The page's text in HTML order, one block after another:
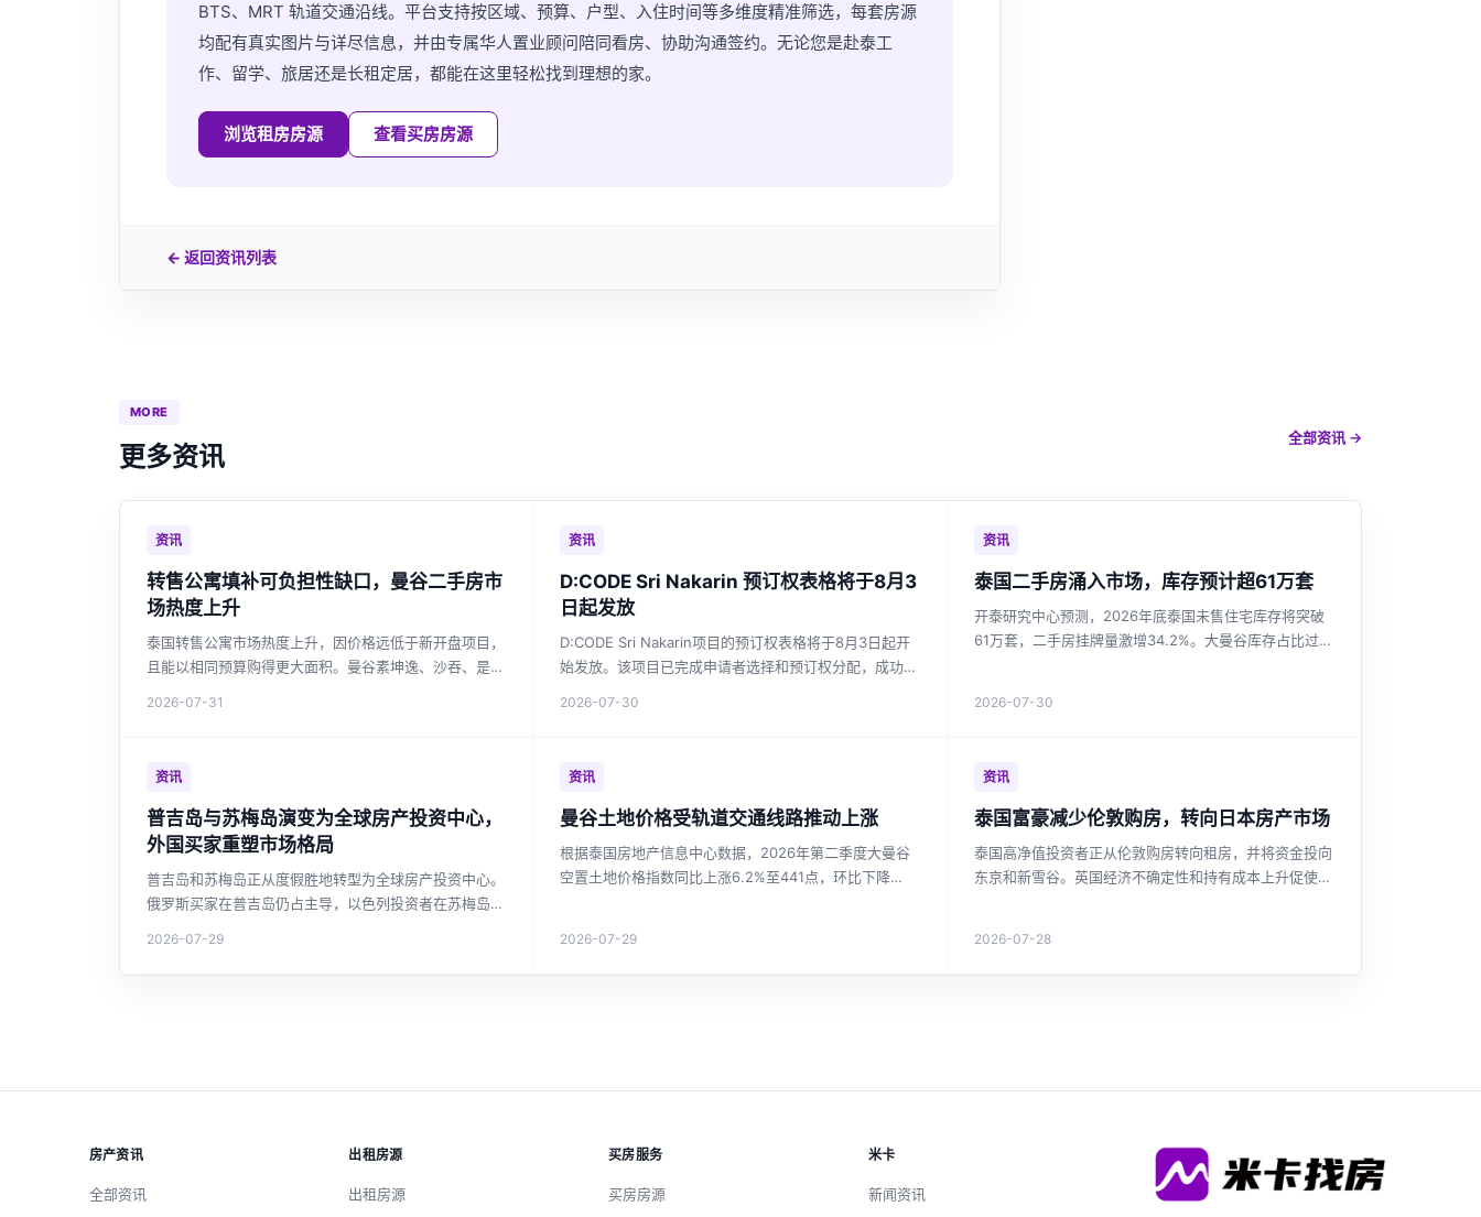
BTS、MRT 轨道交通沿线。平台支持按区域、预算、户型、入住时间等多维度精准筛选，每套房源
均配有真实图片与详尽信息，并由专属华人置业顾问陪同看房、协助沟通签约。无论您是赴泰工
作、留学、旅居还是长租定居，都能在这里轻松找到理想的家。
浏览租房房源 查看买房房源
← 返回资讯列表
MORE
更多资讯
全部资讯 →
资讯
转售公寓填补可负担性缺口，曼谷二手房市
场热度上升
泰国转售公寓市场热度上升，因价格远低于新开盘项目，
且能以相同预算购得更大面积。曼谷素坤逸、沙吞、是隆
2026-07-31
资讯
D:CODE Sri Nakarin 预订权表格将于8月3
日起发放
D:CODE Sri Nakarin项目的预订权表格将于8月3日起开
始发放。该项目已完成申请者选择和预订权分配，成功接
2026-07-30
资讯
泰国二手房涌入市场，库存预计超61万套
开泰研究中心预测，2026年底泰国未售住宅库存将突破
61万套，二手房挂牌量激增34.2%。大曼谷库存占比过
有限。
2026-07-30
资讯
普吉岛与苏梅岛演变为全球房产投资中心，
外国买家重塑市场格局
普吉岛和苏梅岛正从度假胜地转型为全球房产投资中心。
俄罗斯买家在普吉岛仍占主导，以色列投资者在苏梅岛崛
2026-07-29
资讯
曼谷土地价格受轨道交通线路推动上涨
根据泰国房地产信息中心数据，2026年第二季度大曼谷
空置土地价格指数同比上涨6.2%至441点，环比下降
场整体趋于稳定，但新线路投资区域仍具增长潜力。对于
关注曼谷房价和泰国投资房产的投资者，这是重要的市场
2026-07-29
资讯
泰国富豪减少伦敦购房，转向日本房产市场
泰国高净值投资者正从伦敦购房转向租房，并将资金投向
东京和新雪谷。英国经济不确定性和持有成本上升促使调
2026-07-28
房产资讯
全部资讯
出租房源
出租房源
买房服务
买房房源
米卡
新闻资讯